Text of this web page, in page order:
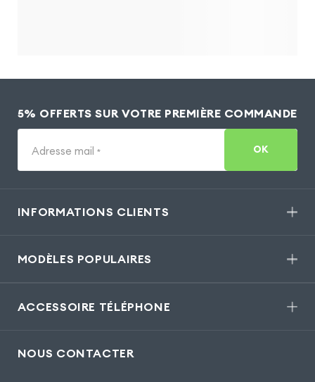
5% OFFERTS SUR VOTRE PREMIÈRE COMMANDE
Adresse mail * OK
INFORMATIONS CLIENTS
MODÈLES POPULAIRES
ACCESSOIRE TÉLÉPHONE
NOUS CONTACTER